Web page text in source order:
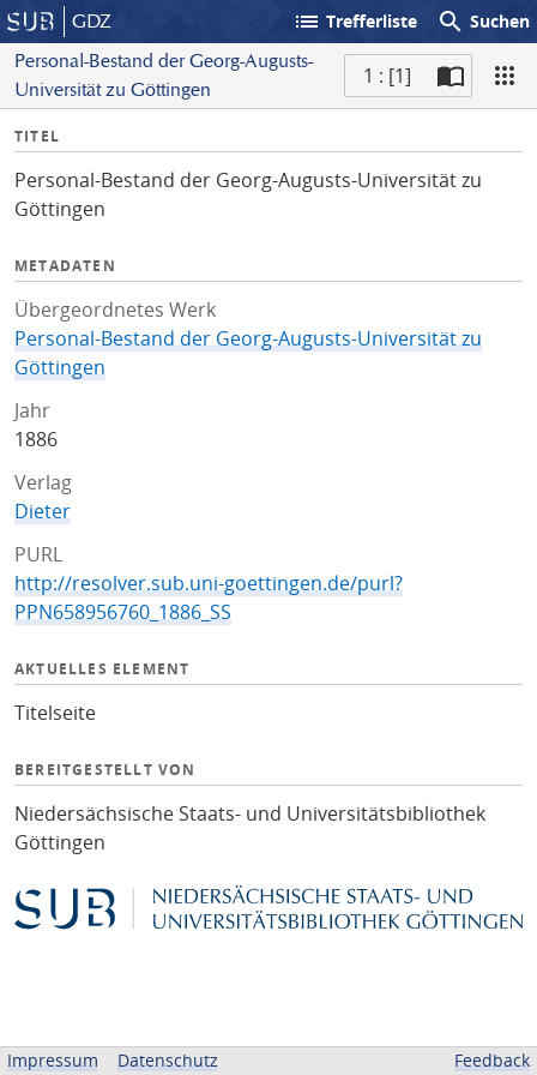
GDZ list Trefferliste search Suchen
Personal-Bestand der Georg-Augusts-
Universität zu Göttingen
1 : [1]
I
f
o
TITEL
Personal-Bestand der Georg-Augusts-Universität zu
Göttingen
METADATEN
Übergeordnetes Werk
Personal-Bestand der Georg-Augusts-Universität zu
Göttingen
Jahr
1886
Verlag
Dieter
PURL
http://resolver.sub.uni-goettingen.de/purl?
PPN658956760_1886_SS
AKTUELLES ELEMENT
Titelseite
BEREITGESTELLT VON
Niedersächsische Staats- und Universitätsbibliothek
Göttingen
Impressum Datenschutz Feedback